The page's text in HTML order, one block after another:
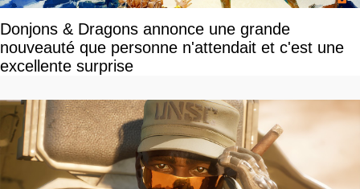
Donjons & Dragons annonce une grande
nouveauté que personne n'attendait et c'est une
excellente surprise